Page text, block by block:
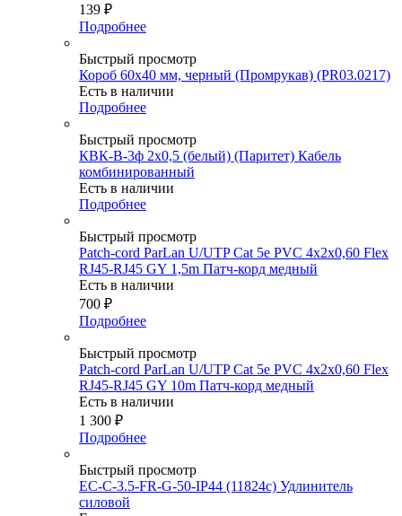
139 ₽
Подробнее
Быстрый просмотр
Короб 60х40 мм, черный (Промрукав) (PR03.0217)
Есть в наличии
Подробнее
Быстрый просмотр
КВК-В-3ф 2х0,5 (белый) (Паритет) Кабель
комбинированный
Есть в наличии
Подробнее
Быстрый просмотр
Patch-cord ParLan U/UTP Cat 5e PVC 4х2х0,60 Flex
RJ45-RJ45 GY 1,5m Патч-корд медный
Есть в наличии
700 ₽
Подробнее
Быстрый просмотр
Patch-cord ParLan U/UTP Cat 5e PVC 4х2х0,60 Flex
RJ45-RJ45 GY 10m Патч-корд медный
Есть в наличии
1 300 ₽
Подробнее
Быстрый просмотр
EC-C-3.5-FR-G-50-IP44 (11824c) Удлинитель
силовой